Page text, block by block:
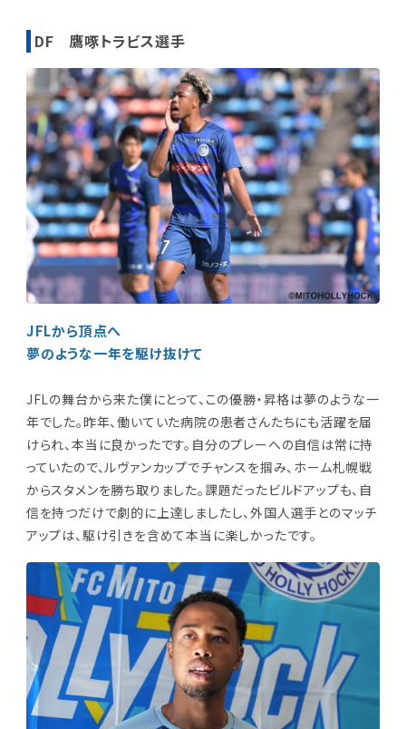
DF 鷹啄トラビス選手
JFLから頂点へ
夢のような一年を駆け抜けて
JFLの舞台から来た僕にとって、この優勝・昇格は夢のような一
年でした。昨年、働いていた病院の患者さんたちにも活躍を届
けられ、本当に良かったです。自分のプレーへの自信は常に持
っていたので、ルヴァンカップでチャンスを掴み、ホーム札幌戦
からスタメンを勝ち取りました。課題だったビルドアップも、自
信を持つだけで劇的に上達しましたし、外国人選手とのマッチ
アップは、駆け引きを含めて本当に楽しかったです。